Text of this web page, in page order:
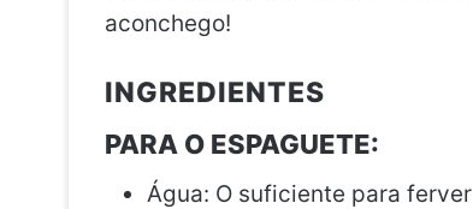
aconchego!
INGREDIENTES
PARA O ESPAGUETE:
Água: O suficiente para ferver